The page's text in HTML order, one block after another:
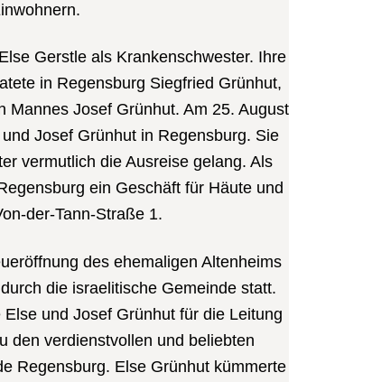
Gerstle als Krankenschwester. Ihre
in Regensburg Siegfried Grünhut,
Mannes Josef Grünhut. Am 25. August
Josef Grünhut in Regensburg. Sie
vermutlich die Ausreise gelang. Als
ein Geschäft für Häute und
der-Tann-Straße 1.
des ehemaligen Altenheims
die israelitische Gemeinde statt.
und Josef Grünhut für die Leitung
den verdienstvollen und beliebten
Regensburg. Else Grünhut kümmerte